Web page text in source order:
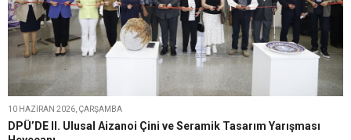
10 HAZIRAN 2026, ÇARŞAMBA
DPÜ’DE II. Ulusal Aizanoi Çini ve Seramik Tasarım Yarışması